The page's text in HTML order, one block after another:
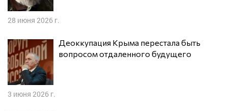
28 июня 2026 г.
Деоккупация Крыма перестала быть
вопросом отдаленного будущего
3 июня 2026 г.